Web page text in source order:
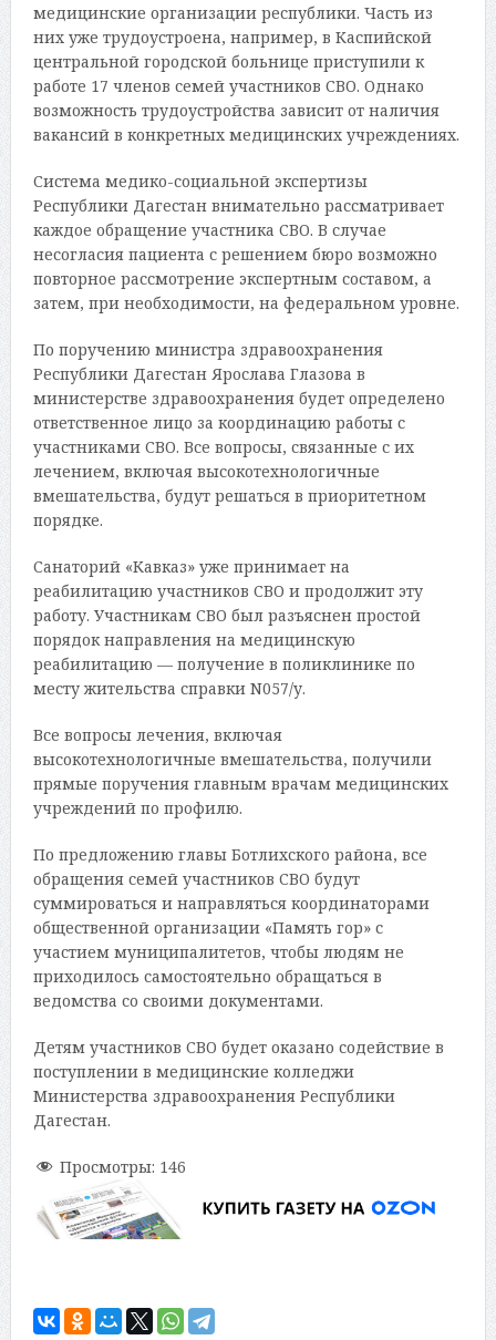
медицинские организации республики. Часть из
них уже трудоустроена, например, в Каспийской
центральной городской больнице приступили к
работе 17 членов семей участников СВО. Однако
возможность трудоустройства зависит от наличия
вакансий в конкретных медицинских учреждениях.
Система медико-социальной экспертизы
Республики Дагестан внимательно рассматривает
каждое обращение участника СВО. В случае
несогласия пациента с решением бюро возможно
повторное рассмотрение экспертным составом, а
затем, при необходимости, на федеральном уровне.
По поручению министра здравоохранения
Республики Дагестан Ярослава Глазова в
министерстве здравоохранения будет определено
ответственное лицо за координацию работы с
участниками СВО. Все вопросы, связанные с их
лечением, включая высокотехнологичные
вмешательства, будут решаться в приоритетном
порядке.
Санаторий «Кавказ» уже принимает на
реабилитацию участников СВО и продолжит эту
работу. Участникам СВО был разъяснен простой
порядок направления на медицинскую
реабилитацию — получение в поликлинике по
месту жительства справки N057/у.
Все вопросы лечения, включая
высокотехнологичные вмешательства, получили
прямые поручения главным врачам медицинских
учреждений по профилю.
По предложению главы Ботлихского района, все
обращения семей участников СВО будут
суммироваться и направляться координаторами
общественной организации «Память гор» с
участием муниципалитетов, чтобы людям не
приходилось самостоятельно обращаться в
ведомства со своими документами.
Детям участников СВО будет оказано содействие в
поступлении в медицинские колледжи
Министерства здравоохранения Республики
Дагестан.
Просмотры: 146